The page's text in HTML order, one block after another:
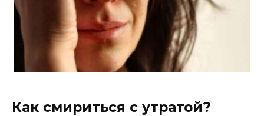
Как смириться с утратой?